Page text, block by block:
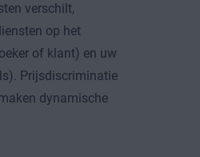
verschilt,
op het
of klant) en uw
Prijsdiscriminatie
dynamische